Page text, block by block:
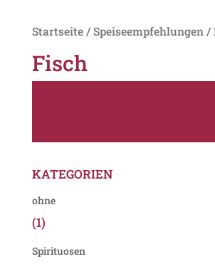
Startseite/ Speiseempfehlungen/
Fisch
KATEGORIEN
ohne
(1)
Spirituosen